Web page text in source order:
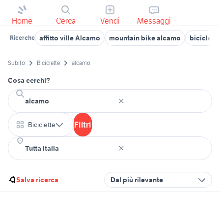
Home Cerca Vendi Messaggi
Ricerche affitto ville Alcamo mountain bike alcamo
Subito Biciclette alcamo
Cosa cerchi?
Biciclette Filtri
Salva ricerca Dal più rilevante